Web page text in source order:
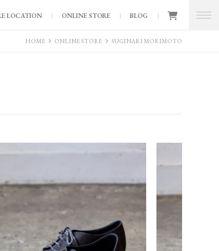
LOCATION ONLINE STORE BLOG
HOME ONLINE STORE SUGINARI MORIMOTO